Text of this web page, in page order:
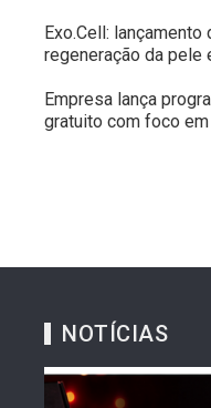
Exo.Cell: lançamento
regeneração da pele
Empresa lança
gratuito com foco
NOTÍCIAS